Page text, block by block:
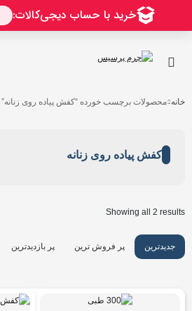
خانه محصولات برچسب خورده “کفش پیاده روی زنانه”
کفش پیاده روی زنانه
Showing all 2 results
پر فروش ترین پر بازدیدترین جدیدترین